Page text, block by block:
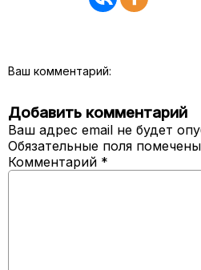
Ваш комментарий:
Добавить комментарий
Ваш адрес email не будет
Обязательные поля помечены
Комментарий *